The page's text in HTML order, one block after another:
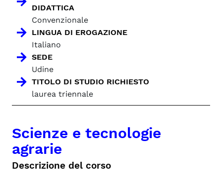
DIDATTICA
Convenzionale
LINGUA DI EROGAZIONE
Italiano
SEDE
Udine
TITOLO DI STUDIO RICHIESTO
laurea triennale
Scienze e tecnologie
agrarie
Descrizione del corso